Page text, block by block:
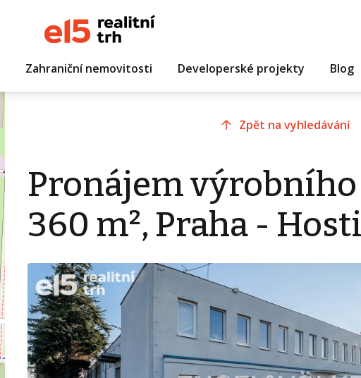
Zahraniční nemovitosti Developerské projekty Blog
Zpět na vyhledávání
Pronájem
360 m², Praha -